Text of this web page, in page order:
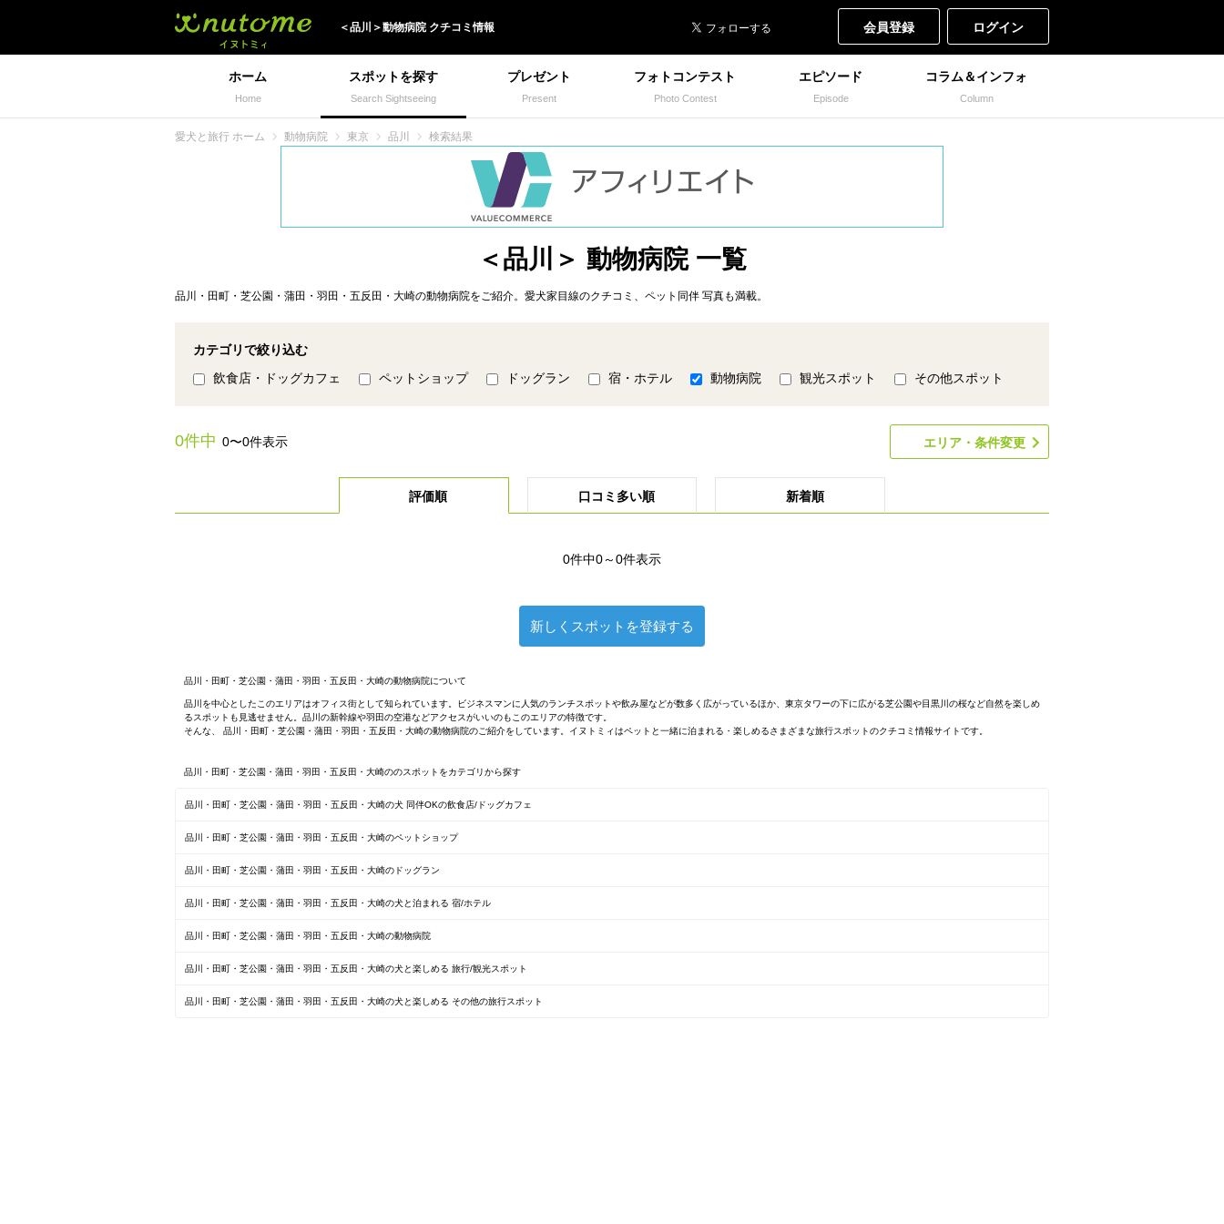
＜品川 ＞動物病院 クチコミ情報 会員登録 ログイン
ホーム
Home
スポットを探す
Search Sightseeing
プレゼント
Present
フォトコンテスト
Photo Contest
エピソード
Episode
コラム＆インフォ
Column
愛犬と旅行 ホーム 動物病院 東京 品川 検索結果
＜品川＞ 動物病院 一覧
品川・田町・芝公園・蒲田・羽田・五反田・大崎の動物病院をご紹介。愛犬家目線のクチコミ、ペット同伴 写真も満載。
カテゴリで絞り込む
飲食店・ドッグカフェ
ペットショップ ドッグラン 宿・ホテル 動物病院 観光スポット その他スポット
0件中 0〜0件表示 エリア・条件変更
評価順 口コミ多い順 新着順
0件中0～0件表示
新しくスポットを登録する
品川・田町・芝公園・蒲田・羽田・五反田・大崎の動物病院について
品川を中心としたこのエリアはオフィス街として知られています。ビジネスマンに人気のランチスポットや飲み屋などが数多く広がっているほか、東京タワーの下に広がる芝公園や目黒川の桜など自然を楽しめ
るスポットも見逃せません。品川の新幹線や羽田の空港などアクセスがいいのもこのエリアの特徴です。
そんな、 品川・田町・芝公園・蒲田・羽田・五反田・大崎の動物病院のご紹介をしています。イヌトミィはペットと一緒に泊まれる・楽しめるさまざまな旅行スポットのクチコミ情報サイトです。
品川・田町・芝公園・蒲田・羽田・五反田・大崎ののスポットをカテゴリから探す
品川・田町・芝公園・蒲田・羽田・五反田・大崎の犬 同伴OKの飲食店/ドッグカフェ
品川・田町・芝公園・蒲田・羽田・五反田・大崎のペットショップ
品川・田町・芝公園・蒲田・羽田・五反田・大崎のドッグラン
品川・田町・芝公園・蒲田・羽田・五反田・大崎の犬と泊まれる 宿/ホテル
品川・田町・芝公園・蒲田・羽田・五反田・大崎の動物病院
品川・田町・芝公園・蒲田・羽田・五反田・大崎の犬と楽しめる 旅行/観光スポット
品川・田町・芝公園・蒲田・羽田・五反田・大崎の犬と楽しめる その他の旅行スポット